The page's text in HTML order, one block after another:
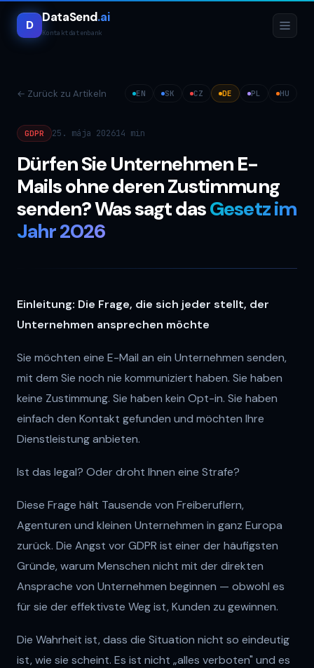
D
DataSend.ai
Kontaktdatenbank
← Zurück zu Artikeln EN SK CZ DE PL HU
GDPR 25. mája 202614 min
Dürfen Sie Unternehmen E-
Mails ohne deren Zustimmung
senden? Was sagt dasGesetz im
Jahr 2026
Einleitung: Die Frage, die sich jeder stellt, der
Unternehmen ansprechen möchte
Sie möchten eine E-Mail an ein Unternehmen senden,
mit dem Sie noch nie kommuniziert haben. Sie haben
keine Zustimmung. Sie haben kein Opt-in. Sie haben
einfach den Kontakt gefunden und möchten Ihre
Dienstleistung anbieten.
Ist das legal? Oder droht Ihnen eine Strafe?
Diese Frage hält Tausende von Freiberuflern,
Agenturen und kleinen Unternehmen in ganz Europa
zurück. Die Angst vor GDPR ist einer der häufigsten
Gründe, warum Menschen nicht mit der direkten
Ansprache von Unternehmen beginnen — obwohl es
für sie der effektivste Weg ist, Kunden zu gewinnen.
Die Wahrheit ist, dass die Situation nicht so eindeutig
ist, wie sie scheint. Es ist nicht „alles verboten" und es